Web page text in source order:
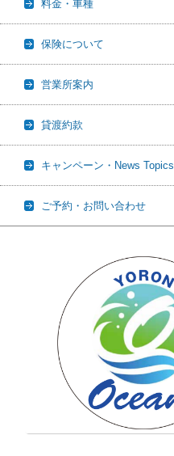
料金・車種
保険について
営業所案内
貸渡約款
キャンペーン・News Topics
ご予約・お問い合わせ